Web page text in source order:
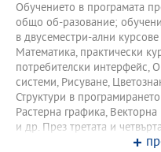
Обучението в програмата
общо об-разование;
в двусеместри-ални
Математика, практически
потребителски интерфейс,
системи, Рисуване,
Структури в
Растерна графика,
и др. През третата и
организира в специа-